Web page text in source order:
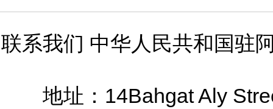
联系我们 中华人民共和国驻
地址： 14Bahgat Aly